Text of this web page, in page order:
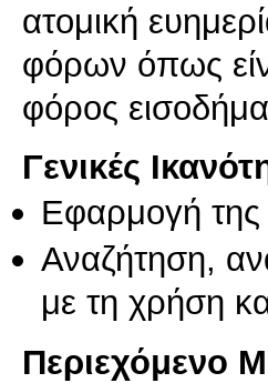
ατομική
φόρων όπως
φόρος
Γενικές
Εφαρμογή
Αναζήτηση,
με τη χρήση
Περιεχόμενο